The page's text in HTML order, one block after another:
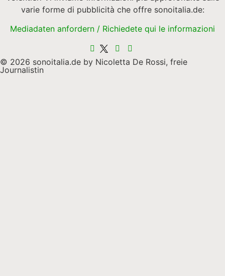
varie forme di pubblicità che offre sonoitalia.de:
Mediadaten anfordern / Richiedete qui le informazioni
© 2026 sonoitalia.de by Nicoletta De Rossi, freie
Journalistin